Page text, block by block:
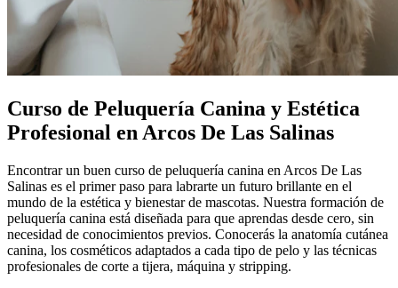
Curso de Peluquería Canina y Estética
Profesional en Arcos De Las Salinas
Encontrar un buen curso de peluquería canina en Arcos De Las
Salinas es el primer paso para labrarte un futuro brillante en el
mundo de la estética y bienestar de mascotas. Nuestra formación de
peluquería canina está diseñada para que aprendas desde cero, sin
necesidad de conocimientos previos. Conocerás la anatomía cutánea
canina, los cosméticos adaptados a cada tipo de pelo y las técnicas
profesionales de corte a tijera, máquina y stripping.